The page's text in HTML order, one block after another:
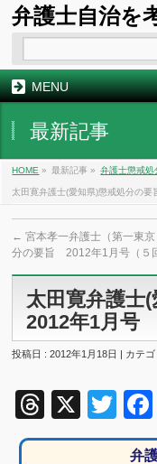
弁護士自治を
MENU
最新記事
HOME » 最新記事 » 弁護士懲戒処
太田寛弁護士(愛知県)懲戒処分の要
← 宮本孝一弁護士（第一東
分の要旨 2012年1月号（５
太田寛弁護士
2012年1月号
投稿日 : 2012年1月18日 | カテ
Threads
X
弁